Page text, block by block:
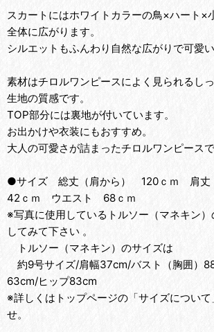
スカートにはホワイトカラーの鳥×ハート×
全体に広がります。
シルエットもふんわり自然な広がりで可愛い
素材はチロルワンピースによく見られるし
生地の質感です。
TOP部分には裏地が付いています。
お出かけや衣装にもおすすめ。
大人の可愛さが詰まったチロルワンピースで
●サイズ 総丈（肩から） 120ｃｍ 肩
42ｃｍ ウエスト 68ｃｍ
※写真に使用しているトルソー（マネキン
してみて下さい 。
トルソー（マネキン）のサイズは
約9号サイズ/肩幅37cm/バスト（胸囲）
63cm/ヒップ83cm
※詳しくはトップページの「サイズについて
せ。